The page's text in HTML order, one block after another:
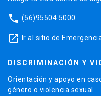
phone (56)95504 5000
launch Ir al sitio de
DISCRIMINACIÓN Y
Orientación y apoyo en
género o violencia sexual.